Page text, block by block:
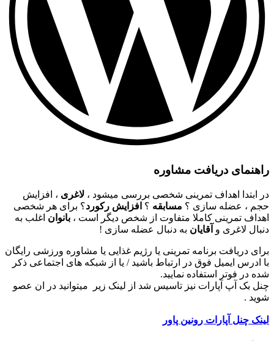
راهنمای دریافت مشاوره
در ابتدا اهداف تمرینی شخصی بررسی میشود ، لاغری ، افزایش
حجم ، عضله سازی ؟ مسابقه ؟ افزایش رکورد؟ برای هر شخصی
اهداف تمرینی کاملا متفاوت از شخص دیگر است ، بانوان اغلب به
دنبال لاغری و آقایان به دنبال عضله سازی !
برای دریافت برنامه تمرینی یا رژیم غذایی یا مشاوره ورزشی رایگان
با ادرس ایمیل فوق در ارتباط باشید / یا از شبکه های اجتماعی ذکر
شده در فوتر استفاده نمایید.
چنل بک آپ آپارات نیز تاسیس شد از لینک زیر میتوانید در ان عصو
شوید .
لینک چنل آپارات رونین پاور